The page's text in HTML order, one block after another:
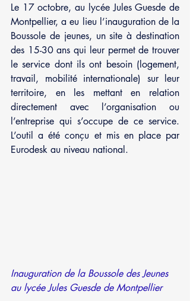
Le 17 octobre, au lycée Jules Guesde de
Montpellier, a eu lieu l’inauguration de la
Boussole de jeunes, un site à destination
des 15-30 ans qui leur permet de trouver
le service dont ils ont besoin (logement,
travail, mobilité internationale) sur leur
territoire, en les mettant en relation
directement avec l’organisation ou
l’entreprise qui s’occupe de ce service.
L’outil a été conçu et mis en place par
Eurodesk au niveau national.
Inauguration de la Boussole des Jeunes
au lycée Jules Guesde de Montpellier